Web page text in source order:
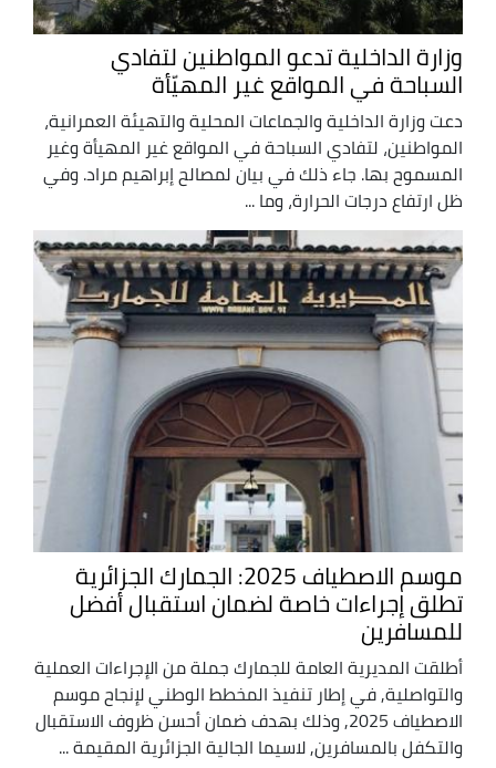
وزارة الداخلية تدعو المواطنين لتفادي
السباحة في المواقع غير المهيّأة
دعت وزارة الداخلية والجماعات المحلية والتهيئة العمرانية،
المواطنين، لتفادي السباحة في المواقع غير المهيأة وغير
المسموح بها. جاء ذلك في بيان لمصالح إبراهيم مراد. وفي
ظل ارتفاع درجات الحرارة، وما ...
موسم الاصطياف 2025: الجمارك الجزائرية
تطلق إجراءات خاصة لضمان استقبال أفضل
للمسافرين
أطلقت المديرية العامة للجمارك جملة من الإجراءات العملية
والتواصلية, في إطار تنفيذ المخطط الوطني لإنجاح موسم
الاصطياف 2025, وذلك بهدف ضمان أحسن ظروف الاستقبال
والتكفل بالمسافرين, لاسيما الجالية الجزائرية المقيمة ...